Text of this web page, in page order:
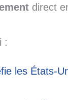
direct
:
les États-